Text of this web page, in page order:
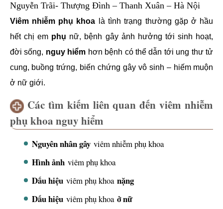
Nguyễn Trãi- Thượng Đình – Thanh Xuân – Hà Nội
Viêm nhiễm phụ khoa là tình trạng thường gặp ở hầu
hết chị em phụ nữ, bệnh gây ảnh hưởng tới sinh hoạt,
đời sống, nguy hiểm hơn bệnh có thể dẫn tới ung thư tử
cung, buồng trứng, biến chứng gây vô sinh – hiếm muộn
ở nữ giới.
Các tìm kiếm liên quan đến viêm nhiễm
phụ khoa nguy hiểm
Nguyên nhân gây viêm nhiễm phụ khoa
Hình ảnh viêm phụ khoa
Dấu hiệu viêm phụ khoanặng
Dấu hiệu viêm phụ khoaở nữ